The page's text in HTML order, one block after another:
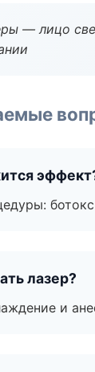
— лицо
лазер?
и